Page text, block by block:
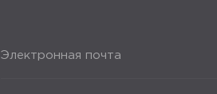
Электронная почта